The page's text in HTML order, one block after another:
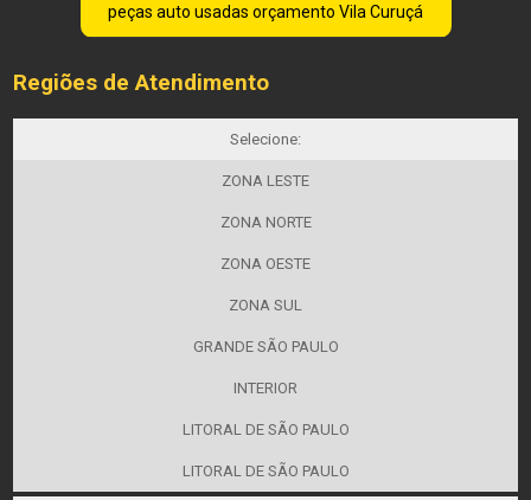
peças auto usadas orçamento Vila Curuçá
Regiões de Atendimento
Selecione:
ZONA LESTE
ZONA NORTE
ZONA OESTE
ZONA SUL
GRANDE SÃO PAULO
INTERIOR
LITORAL DE SÃO PAULO
LITORAL DE SÃO PAULO